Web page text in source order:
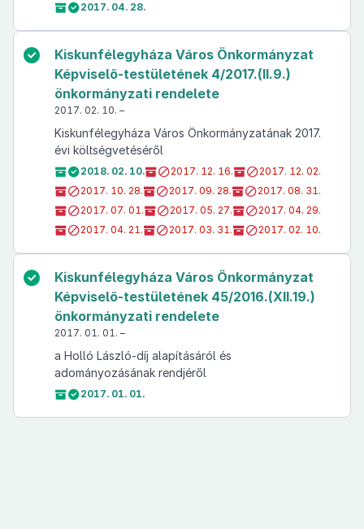
2017. 04. 28.
Kiskunfélegyháza Város Önkormányzat
Képviselő-testületének 4/2017.(II.9.)
önkormányzati rendelete
2017. 02. 10. –
Kiskunfélegyháza Város Önkormányzatának 2017.
évi költségvetéséről
2018. 02. 10. 2017. 12. 16.
2017. 12. 02.
2017. 10. 28.
2017. 09. 28.
2017. 08. 31.
2017. 07. 01.
2017. 05. 27.
2017. 04. 29.
2017. 04. 21.
2017. 03. 31. 2017. 02. 10.
Kiskunfélegyháza Város Önkormányzat
Képviselő-testületének 45/2016.(XII.19.)
önkormányzati rendelete
2017. 01. 01. –
a Holló László-díj alapításáról és
adományozásának rendjéről
2017. 01. 01.